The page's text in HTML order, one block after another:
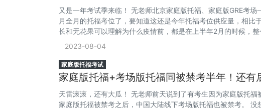
又是一年考试季来临！ 无老师北京家庭版托福、家庭版GRE考
月全月的托福考位了，要知道这还是今年托福考位供应量，相
长和无花果可以理解为什么疫情前，都是在上半年2月的时候，
2023-08-04
家庭版托福考试
家庭版托福+考场版托福同被禁考半年！还有
天雷滚滚，还有大瓜！ 无老师前天说到了有考生因为家庭版托
家庭版托福被禁考之后，中国大陆线下考场版托福也被禁考。